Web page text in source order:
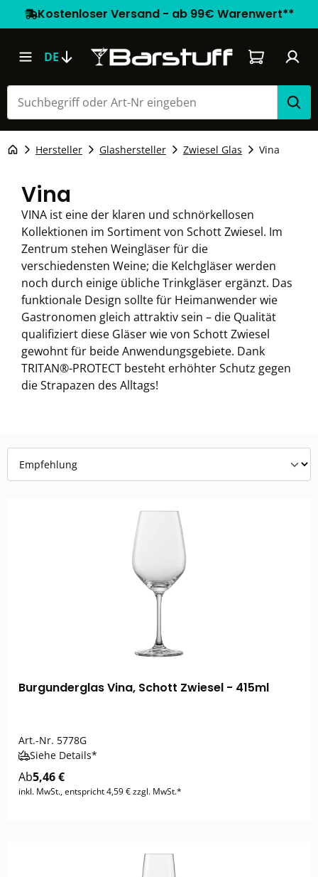
Kostenloser Versand - ab 99€ Warenwert**
DE Warenkorb
Hersteller Glashersteller Zwiesel Glas Vina
Vina
VINA ist eine der klaren und schnörkellosen
Kollektionen im Sortiment von Schott Zwiesel. Im
Zentrum stehen Weingläser für die
verschiedensten Weine; die Kelchgläser werden
noch durch einige übliche Trinkgläser ergänzt. Das
funktionale Design sollte für Heimanwender wie
Gastronomen gleich attraktiv sein – die Qualität
qualifiziert diese Gläser wie von Schott Zwiesel
gewohnt für beide Anwendungsgebiete. Dank
TRITAN®-PROTECT besteht erhöhter Schutz gegen
die Strapazen des Alltags!
Burgunderglas Vina, Schott Zwiesel - 415ml
Art.-Nr. 5778G
Siehe Details*
Ab5,46 €
inkl. MwSt., entspricht 4,59 € zzgl. MwSt.*